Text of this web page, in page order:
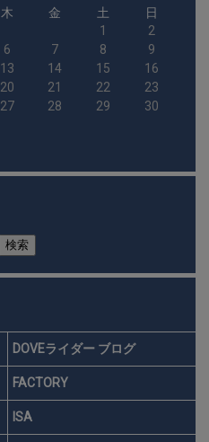
木 金 土 日
1
2
6 7 8
9
13 14 15
16
20 21 22
23
27 28 29
30
DOVEライダー ブログ
FACTORY
ISA